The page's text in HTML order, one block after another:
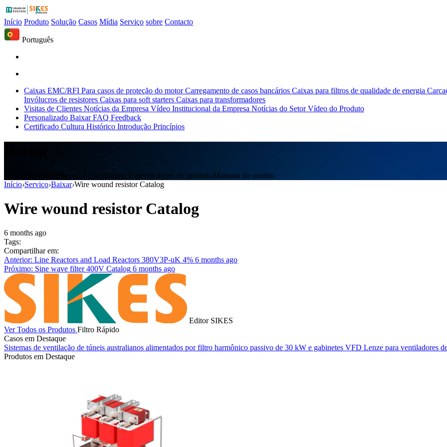
Início Produto Solução Casos Mídia Serviço sobre Contacto
Português
Caixas EMC/RFI Para casos de proteção do motor Carregamento de casos bancários Caixas para filtros de qualidade de energia
Invólucros de resistores Caixas para soft starters Caixas para transformadores
Visitas de Clientes Notícias da Empresa Vídeo Institucional da Empresa Notícias do Setor Vídeo do Produto
Personalizado Baixar FAQ Feedback
Certificado Cultura Histórico Introdução Princípios
Downloads,Documentação do produto,Especificações do produto,Manuais do usuário
Início›Serviço›Baixar›Wire wound resistor Catalog
Wire wound resistor Catalog
6 months ago
Tags:
Compartilhar em:
Anterior: Line Reactors and Load Reactors 380V3P-uK 4% 6 months ago
Próximo: Sine wave filter 400V Catalog 6 months ago
Editor SIKES
Ver Todos os Produtos Filtro Rápido
Casos em Destaque
Sistemas de ventilação de túneis australianos alimentados por filtro harmônico passivo de 30 kW e gabinetes VFD Lenze para ventiladores
Produtos em Destaque